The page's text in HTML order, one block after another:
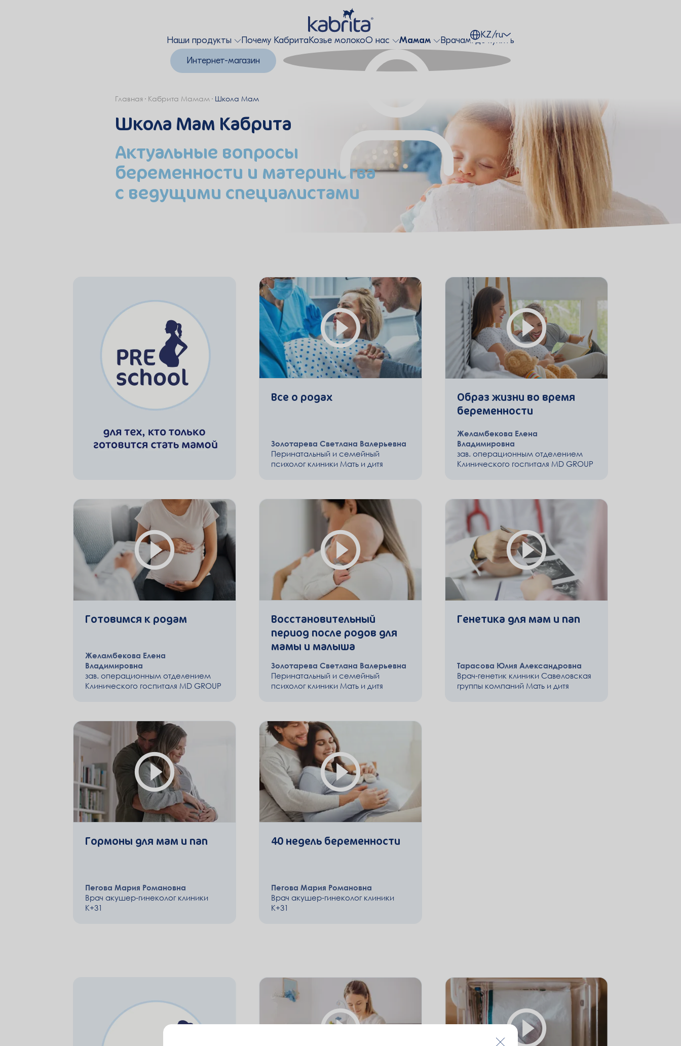
Наши продукты Почему КабритаКозье молокоО нас Мамам ВрачамГде купить
KZ/ru
Интернет-магазин
Главная Кабрита Мамам Школа Мам
Школа Мам Кабрита
Актуальные вопросы
беременности и материнства
с ведущими специалистами
Все о родах
Золотарева Светлана Валерьевна
Перинатальный и семейный
психолог клиники Мать и дитя
Образ жизни во время
беременности
Желамбекова Елена
Владимировна
зав. операционным отделением
Клинического госпиталя MD GROUP
Готовимся к родам
Желамбекова Елена
Владимировна
зав. операционным отделением
Клинического госпиталя MD GROUP
Восстановительный
период после родов для
мамы и малыша
Золотарева Светлана Валерьевна
Перинатальный и семейный
психолог клиники Мать и дитя
Генетика для мам и пап
Тарасова Юлия Александровна
Врач-генетик клиники Савеловская
группы компаний Мать и дитя
Гормоны для мам и пап
Пегова Мария Романовна
Врач акушер-гинеколог клиники
К+31
40 недель беременности
Пегова Мария Романовна
Врач акушер-гинеколог клиники
К+31